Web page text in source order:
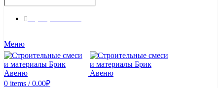
Меню
0 items / 0.00₽